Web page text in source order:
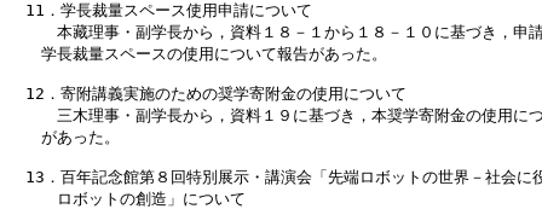
11．学長裁量スペース使用申請について
本藏理事・副学長から，資料１８－１から１８－１０に基づき，申
学長裁量スペースの使用について報告があった。
12．寄附講義実施のための奨学寄附金の使用について
三木理事・副学長から，資料１９に基づき，本奨学寄附金の使用に
があった。
13．百年記念館第８回特別展示・講演会「先端ロボットの世界－社会に
ロボットの創造」について